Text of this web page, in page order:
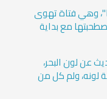
وهي فتاة تهوى
مع بداية
عن لون البحر،
لونه، ولم كل من